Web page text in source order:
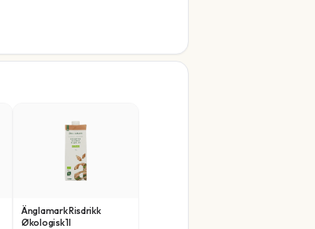
Änglamark Risdrikk
Økologisk 1l